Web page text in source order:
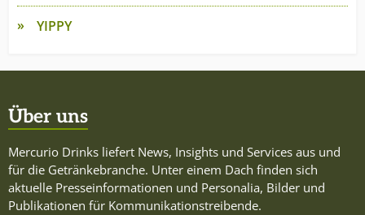
YIPPY
Über uns
Mercurio Drinks liefert News, Insights und Services aus und
für die Getränkebranche. Unter einem Dach finden sich
aktuelle Presseinformationen und Personalia, Bilder und
Publikationen für Kommunikationstreibende.